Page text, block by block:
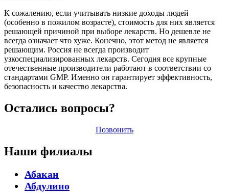
К сожалению, если учитывать низкие доходы людей
(особенно в пожилом возрасте), стоимость для них является
решающей причиной при выборе лекарств. Но дешевле не
всегда означает что хуже. Конечно, этот метод не является
решающим. Россия не всегда производит
узкоспециализированных лекарств. Сегодня все крупные
отечественные производители работают в соответствии со
стандартами GMP. Именно он гарантирует эффективность,
безопасность и качество лекарства.
Остались вопросы?
Позвонить
Наши филиалы
Абакан
Абдулино